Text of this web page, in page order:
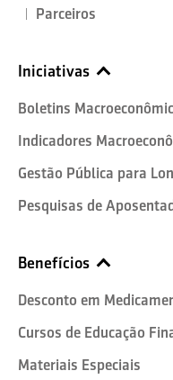
Parceiros
Iniciativas
Boletins
Indicadores
Gestão Pública para
Pesquisas de
Benefícios
Desconto em
Cursos de Educação
Materiais Especiais